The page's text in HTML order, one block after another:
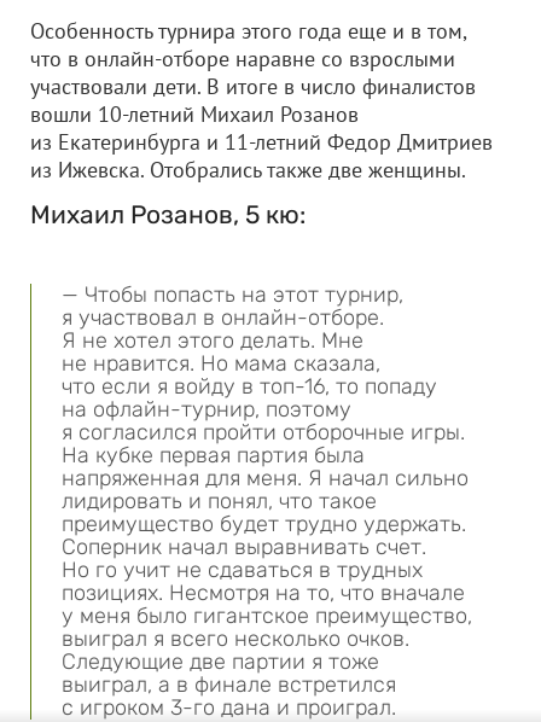
Особенность турнира этого года еще и в том,
что в онлайн-отборе наравне со взрослыми
участвовали дети. В итоге в число финалистов
вошли 10-летний Михаил Розанов
из Екатеринбурга и 11-летний Федор Дмитриев
из Ижевска. Отобрались также две женщины.
Михаил Розанов, 5 кю:
— Чтобы попасть на этот турнир,
я участвовал в онлайн-отборе.
Я не хотел этого делать. Мне
не нравится. Но мама сказала,
что если я войду в топ-16, то попаду
на офлайн-турнир, поэтому
я согласился пройти отборочные игры.
На кубке первая партия была
напряженная для меня. Я начал сильно
лидировать и понял, что такое
преимущество будет трудно удержать.
Соперник начал выравнивать счет.
Но го учит не сдаваться в трудных
позициях. Несмотря на то, что вначале
у меня было гигантское преимущество,
выиграл я всего несколько очков.
Следующие две партии я тоже
выиграл, а в финале встретился
с игроком 3-го дана и проиграл.